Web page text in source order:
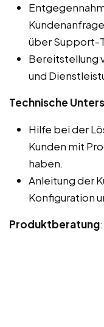
über Support-
Bereitstellung
und
Technische
Hilfe bei der
Kunden mit
haben.
Anleitung der
Konfiguration
Produktberatung: